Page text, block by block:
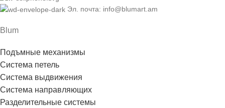
Эл. почта: info@blumart.am
Blum
Подъмные механизмы
Система петель
Система выдвижения
Система направляющих
Разделительные системы